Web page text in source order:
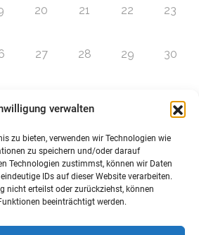
verwalten
zu bieten, verwenden wir Technologien wie
zu speichern und/oder darauf
Technologien zustimmst, können wir Daten
IDs auf dieser Website verarbeiten.
nicht erteilst oder zurückziehst, können
beeinträchtigt werden.
20 21 22 23
27 28 29 30